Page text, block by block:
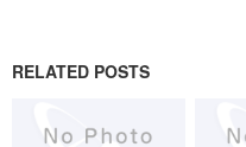
RELATED POSTS